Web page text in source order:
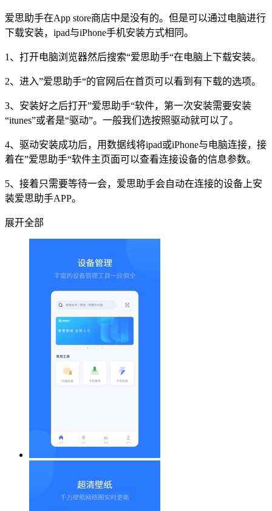
爱思助手在App store商店中是没有的。但是可以通过电脑进行
下载安装，ipad与iPhone手机安装方式相同。
1、打开电脑浏览器然后搜索“爱思助手“在电脑上下载安装。
2、进入”爱思助手“的官网后在首页可以看到有下载的选项。
3、安装好之后打开”爱思助手“软件，第一次安装需要安装
“itunes”或者是“驱动”。一般我们选按照驱动就可以了。
4、驱动安装成功后，用数据线将ipad或iPhone与电脑连接，接
着在”爱思助手“软件主页面可以查看连接设备的信息参数。
5、接着只需要等待一会，爱思助手会自动在连接的设备上安
装爱思助手APP。
展开全部